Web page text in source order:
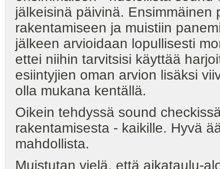
jälkeisinä päivinä.
rakentamiseen ja muistiin
jälkeen arvioidaan lopullisesti
ettei niihin tarvitsisi käyttää
esiintyjien oman arvion lisäksi
olla mukana kentällä.
Oikein tehdyssä sound
rakentamisesta - kaikille. Hyvä
mahdollista.
Muistutan vielä, että aikataulu-